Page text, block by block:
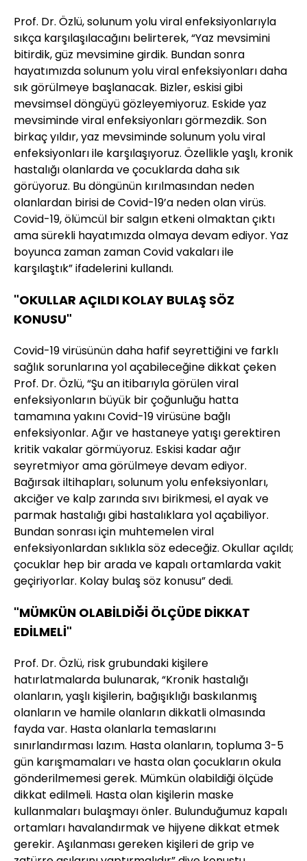
Prof. Dr. Özlü, solunum yolu viral enfeksiyonlarıyla
sıkça karşılaşılacağını belirterek, “Yaz mevsimini
bitirdik, güz mevsimine girdik. Bundan sonra
hayatımızda solunum yolu viral enfeksiyonları daha
sık görülmeye başlanacak. Bizler, eskisi gibi
mevsimsel döngüyü gözleyemiyoruz. Eskide yaz
mevsiminde viral enfeksiyonları görmezdik. Son
birkaç yıldır, yaz mevsiminde solunum yolu viral
enfeksiyonları ile karşılaşıyoruz. Özellikle yaşlı, kronik
hastalığı olanlarda ve çocuklarda daha sık
görüyoruz. Bu döngünün kırılmasından neden
olanlardan birisi de Covid-19’a neden olan virüs.
Covid-19, ölümcül bir salgın etkeni olmaktan çıktı
ama sürekli hayatımızda olmaya devam ediyor. Yaz
boyunca zaman zaman Covid vakaları ile
karşılaştık” ifadelerini kullandı.
"OKULLAR AÇILDI KOLAY BULAŞ SÖZ
KONUSU"
Covid-19 virüsünün daha hafif seyrettiğini ve farklı
sağlık sorunlarına yol açabileceğine dikkat çeken
Prof. Dr. Özlü, “Şu an itibarıyla görülen viral
enfeksiyonların büyük bir çoğunluğu hatta
tamamına yakını Covid-19 virüsüne bağlı
enfeksiyonlar. Ağır ve hastaneye yatışı gerektiren
kritik vakalar görmüyoruz. Eskisi kadar ağır
seyretmiyor ama görülmeye devam ediyor.
Bağırsak iltihapları, solunum yolu enfeksiyonları,
akciğer ve kalp zarında sıvı birikmesi, el ayak ve
parmak hastalığı gibi hastalıklara yol açabiliyor.
Bundan sonrası için muhtemelen viral
enfeksiyonlardan sıklıkla söz edeceğiz. Okullar açıldı;
çocuklar hep bir arada ve kapalı ortamlarda vakit
geçiriyorlar. Kolay bulaş söz konusu” dedi.
"MÜMKÜN OLABİLDİĞİ ÖLÇÜDE DİKKAT
EDİLMELİ"
Prof. Dr. Özlü, risk grubundaki kişilere
hatırlatmalarda bulunarak, “Kronik hastalığı
olanların, yaşlı kişilerin, bağışıklığı baskılanmış
olanların ve hamile olanların dikkatli olmasında
fayda var. Hasta olanlarla temaslarını
sınırlandırması lazım. Hasta olanların, topluma 3-5
gün karışmamaları ve hasta olan çocukların okula
gönderilmemesi gerek. Mümkün olabildiği ölçüde
dikkat edilmeli. Hasta olan kişilerin maske
kullanmaları bulaşmayı önler. Bulunduğumuz kapalı
ortamları havalandırmak ve hijyene dikkat etmek
gerekir. Aşılanması gereken kişileri de grip ve